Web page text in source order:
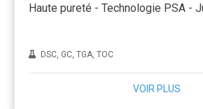
Haute pureté - Technologie PSA -
DSC, GC, TGA, TOC
VOIR PLUS